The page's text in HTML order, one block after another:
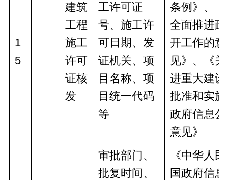
1
5
建筑
工程
施工
许可
证核
发
工许可证
号、施工许
可日期、发
证机关、项
目名称、项
目统一代码
等
条例》、
全面推进
开工作的意
见》、《
进重大建
批准和实
政府信息
意见》
审批部门、
批复时间、
《中华人
国政府信